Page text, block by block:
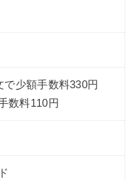
で少額手数料330円
数料110円